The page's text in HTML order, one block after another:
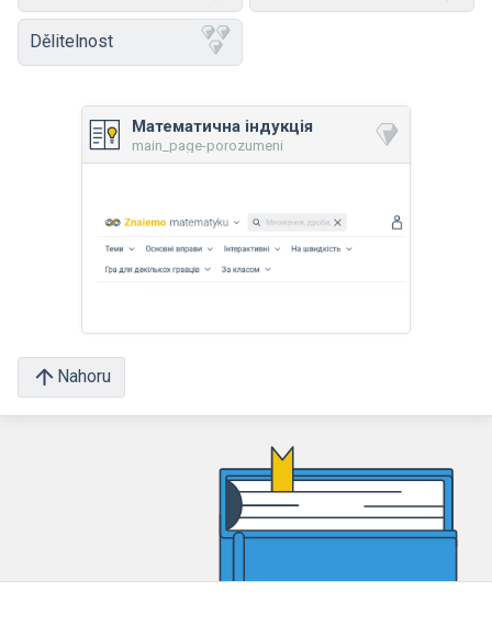
Dělitelnost
Математична індукція
main_page-porozumeni
Nahoru